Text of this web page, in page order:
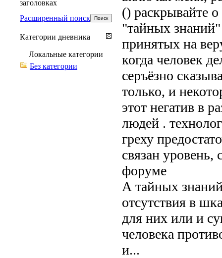
() раскрывайте
"тайных
принятых на
когда человек
серъëзно
только, и
этот негатив в
людей .
греху
связан
форуме
А тайных
отсутствия в
для них или и
человека
и...
заголовках
Расширенный поиск
Категории дневника
Локальные категории
Без категории